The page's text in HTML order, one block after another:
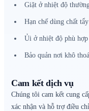
Giặt ở nhiệt độ
Hạn chế dùng chất
Ủi ở nhiệt độ phù hợp
Bảo quản nơi khô
Cam kết dịch vụ
Chúng tôi cam kết cung
xác nhận và hỗ trợ điều